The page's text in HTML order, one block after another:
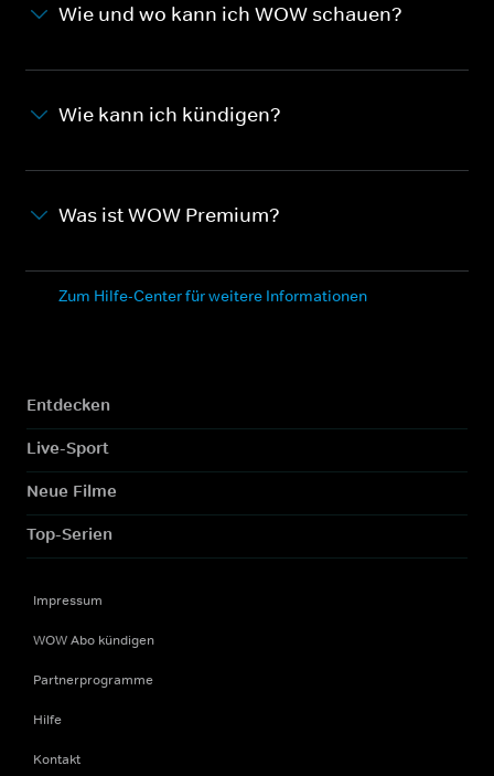
Wie und wo kann ich WOW schauen?
Wie kann ich kündigen?
Was ist WOW Premium?
Zum Hilfe-Center für weitere Informationen
Entdecken
Live-Sport
Neue Filme
Top-Serien
Impressum
WOW Abo kündigen
Partnerprogramme
Hilfe
Kontakt